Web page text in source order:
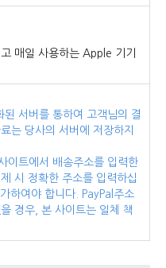
매일 사용하는 Apple 기기
서버를 통하여 고객님의 결
는 당사의 서버에 저장하지
이트에서 배송주소를 입력한
시 정확한 주소를 입력하십
하여야 합니다. PayPal주소
경우, 본 사이트는 일체 책